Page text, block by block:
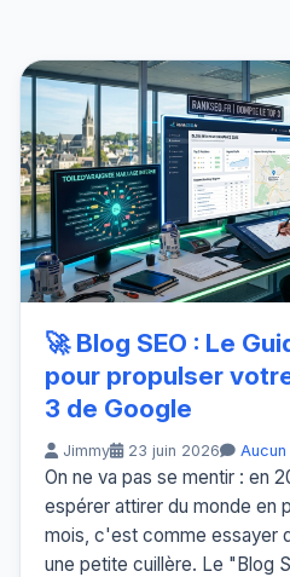
🚀 Blog SEO : Le
pour propulser
3 de Google
Jimmy 23 juin 2026
On ne va pas se mentir : en
espérer attirer du monde en
mois, c'est comme essayer
une petite cuillère. Le "Blog